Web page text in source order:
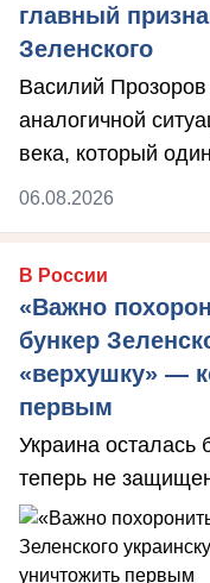
главный
Зеленского
Василий
аналогичной
века, который
06.08.2026
В России
«Важно
бункер
«верхушку» —
первым
Украина осталась
теперь не